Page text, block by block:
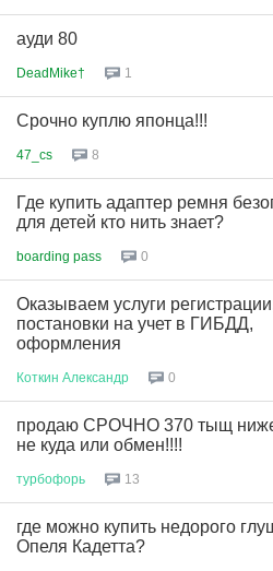
ауди 80
DeadMike† 1
Срочно куплю японца!!!
47_cs 8
Где купить адаптер ремня
для детей кто нить знает?
boarding pass 0
Оказываем услуги
постановки на учет в ГИБДД,
оформления
Коткин Александр 0
продаю СРОЧНО 370 тыщ
не куда или обмен!!!!
турбофорь 13
где можно купить недорого
Опеля Кадетта?